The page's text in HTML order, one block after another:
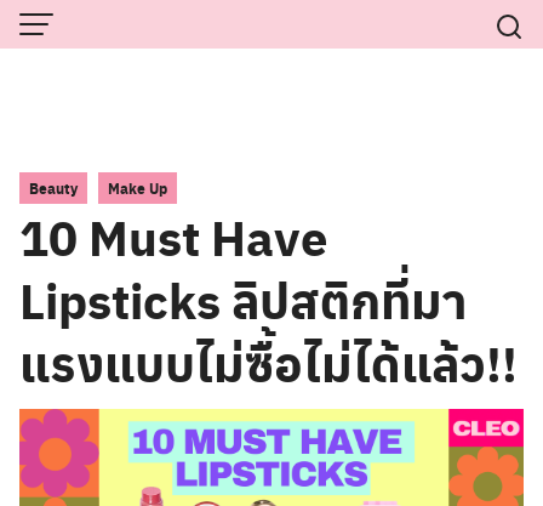
Skip
to
Beauty Make Up
10 Must Have
Lipsticks ลิปสติกที่มา
แรงแบบไม่ซื้อไม่ได้แล้ว!!